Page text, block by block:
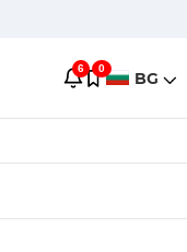
6 0 BG